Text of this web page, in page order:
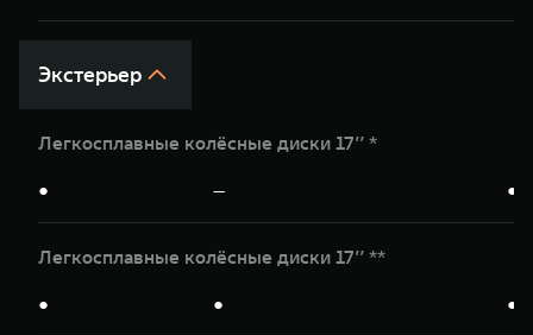
Экстерьер
Легкосплавные колёсные диски 17’’ *
● — ●
Легкосплавные колёсные диски 17’’ **
● ● ●